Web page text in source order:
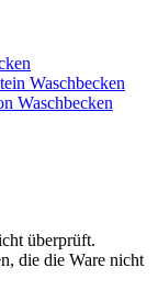
Waschbecken
Waschbecken
überprüft.
die die Ware nicht